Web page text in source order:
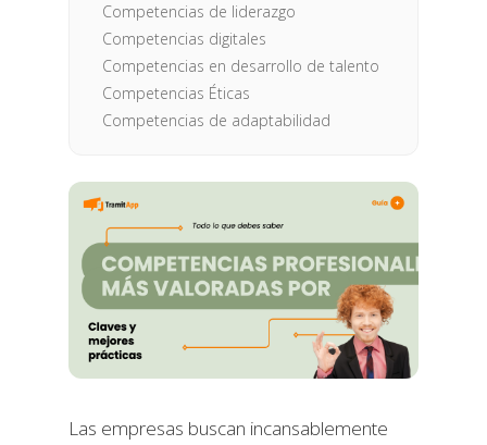
Competencias de liderazgo
Competencias digitales
Competencias en desarrollo de talento
Competencias Éticas
Competencias de adaptabilidad
Las empresas buscan incansablemente